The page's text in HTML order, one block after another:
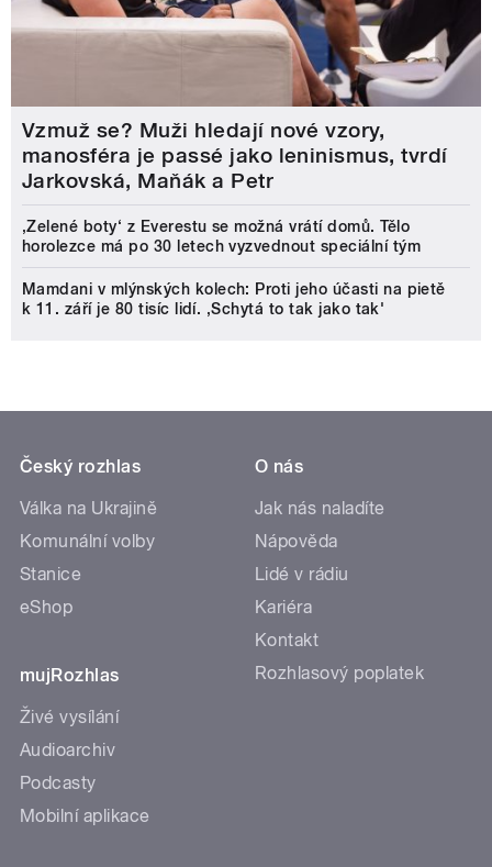
Vzmuž se? Muži hledají nové vzory,
manosféra je passé jako leninismus, tvrdí
Jarkovská, Maňák a Petr
‚Zelené boty‘ z Everestu se možná vrátí domů. Tělo
horolezce má po 30 letech vyzvednout speciální tým
Mamdani v mlýnských kolech: Proti jeho účasti na pietě
k 11. září je 80 tisíc lidí. ‚Schytá to tak jako tak'
Český rozhlas
Válka na Ukrajině
Komunální volby
Stanice
eShop
mujRozhlas
Živé vysílání
Audioarchiv
Podcasty
Mobilní aplikace
O nás
Jak nás naladíte
Nápověda
Lidé v rádiu
Kariéra
Kontakt
Rozhlasový poplatek